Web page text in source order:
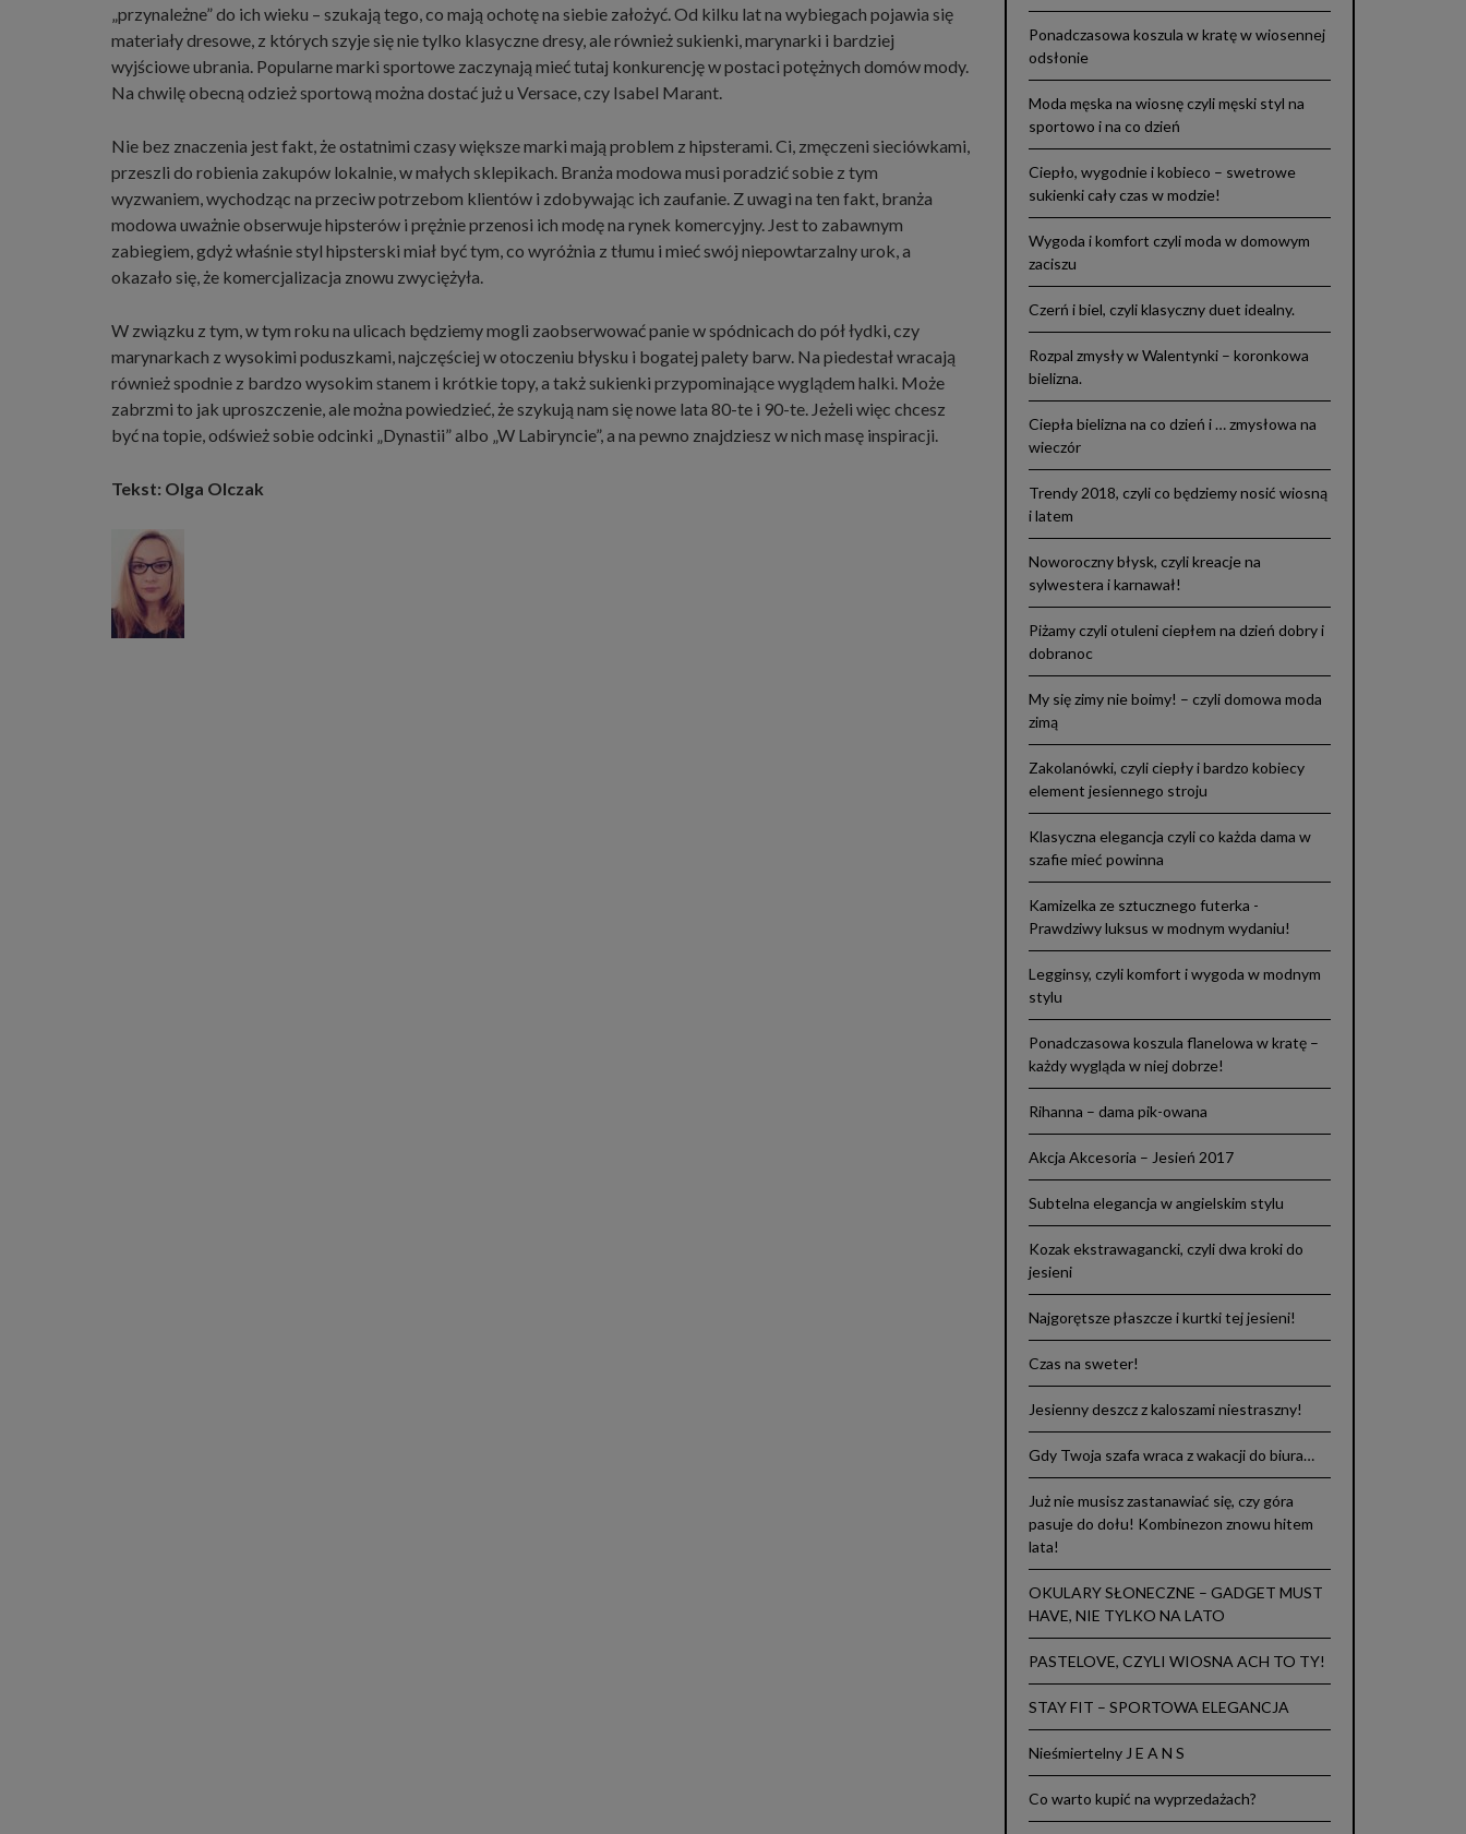
„przynależne” do ich wieku – szukają tego, co mają ochotę na siebie założyć. Od kilku lat na wybiegach pojawia się
materiały dresowe, z których szyje się nie tylko klasyczne dresy, ale również sukienki, marynarki i bardziej
wyjściowe ubrania. Popularne marki sportowe zaczynają mieć tutaj konkurencję w postaci potężnych domów mody.
Na chwilę obecną odzież sportową można dostać już u Versace, czy Isabel Marant.
Nie bez znaczenia jest fakt, że ostatnimi czasy większe marki mają problem z hipsterami. Ci, zmęczeni sieciówkami,
przeszli do robienia zakupów lokalnie, w małych sklepikach. Branża modowa musi poradzić sobie z tym
wyzwaniem, wychodząc na przeciw potrzebom klientów i zdobywając ich zaufanie. Z uwagi na ten fakt, branża
modowa uważnie obserwuje hipsterów i prężnie przenosi ich modę na rynek komercyjny. Jest to zabawnym
zabiegiem, gdyż właśnie styl hipsterski miał być tym, co wyróżnia z tłumu i mieć swój niepowtarzalny urok, a
okazało się, że komercjalizacja znowu zwyciężyła.
W związku z tym, w tym roku na ulicach będziemy mogli zaobserwować panie w spódnicach do pół łydki, czy
marynarkach z wysokimi poduszkami, najczęściej w otoczeniu błysku i bogatej palety barw. Na piedestał wracają
również spodnie z bardzo wysokim stanem i krótkie topy, a takż sukienki przypominające wyglądem halki. Może
zabrzmi to jak uproszczenie, ale można powiedzieć, że szykują nam się nowe lata 80-te i 90-te. Jeżeli więc chcesz
być na topie, odśwież sobie odcinki „Dynastii” albo „W Labiryncie”, a na pewno znajdziesz w nich masę inspiracji.
Tekst: Olga Olczak
Ponadczasowa koszula w kratę w wiosennej
odsłonie
Moda męska na wiosnę czyli męski styl na
sportowo i na co dzień
Ciepło, wygodnie i kobieco – swetrowe
sukienki cały czas w modzie!
Wygoda i komfort czyli moda w domowym
zaciszu
Czerń i biel, czyli klasyczny duet idealny.
Rozpal zmysły w Walentynki – koronkowa
bielizna.
Ciepła bielizna na co dzień i … zmysłowa na
wieczór
Trendy 2018, czyli co będziemy nosić wiosną
i latem
Noworoczny błysk, czyli kreacje na
sylwestera i karnawał!
Piżamy czyli otuleni ciepłem na dzień dobry i
dobranoc
My się zimy nie boimy! – czyli domowa moda
zimą
Zakolanówki, czyli ciepły i bardzo kobiecy
element jesiennego stroju
Klasyczna elegancja czyli co każda dama w
szafie mieć powinna
Kamizelka ze sztucznego futerka -
Prawdziwy luksus w modnym wydaniu!
Legginsy, czyli komfort i wygoda w modnym
stylu
Ponadczasowa koszula flanelowa w kratę –
każdy wygląda w niej dobrze!
Rihanna – dama pik-owana
Akcja Akcesoria – Jesień 2017
Subtelna elegancja w angielskim stylu
Kozak ekstrawagancki, czyli dwa kroki do
jesieni
Najgorętsze płaszcze i kurtki tej jesieni!
Czas na sweter!
Jesienny deszcz z kaloszami niestraszny!
Gdy Twoja szafa wraca z wakacji do biura…
Już nie musisz zastanawiać się, czy góra
pasuje do dołu! Kombinezon znowu hitem
lata!
OKULARY SŁONECZNE – GADGET MUST
HAVE, NIE TYLKO NA LATO
PASTELOVE, CZYLI WIOSNA ACH TO TY!
STAY FIT – SPORTOWA ELEGANCJA
Nieśmiertelny J E A N S
Co warto kupić na wyprzedażach?